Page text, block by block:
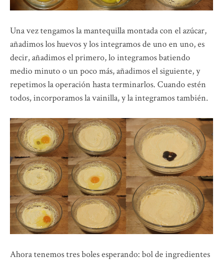
Una vez tengamos la mantequilla montada con el azúcar,
añadimos los huevos y los integramos de uno en uno, es
decir, añadimos el primero, lo integramos batiendo
medio minuto o un poco más, añadimos el siguiente, y
repetimos la operación hasta terminarlos. Cuando estén
todos, incorporamos la vainilla, y la integramos también.
Ahora tenemos tres boles esperando: bol de ingredientes